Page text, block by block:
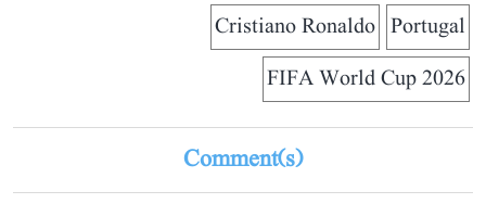
Portugal
Cristiano Ronaldo
FIFA World Cup 2026
Comment(s)